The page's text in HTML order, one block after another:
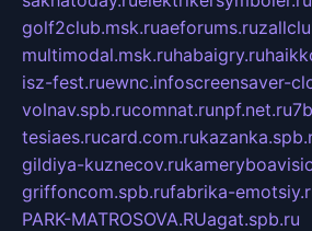
golf2club.msk.ruaeforums.ru
multimodal.msk.ruhabaigry.ru
isz-fest.ruewnc.infoscreensaver-
volnav.spb.rucomnat.runpf.net.ru
tesiaes.rucard.com.ru
gildiya-kuznecov.ru
griffoncom.spb.rufabrika-
PARK-MATROSOVA.RUagat.spb.ru